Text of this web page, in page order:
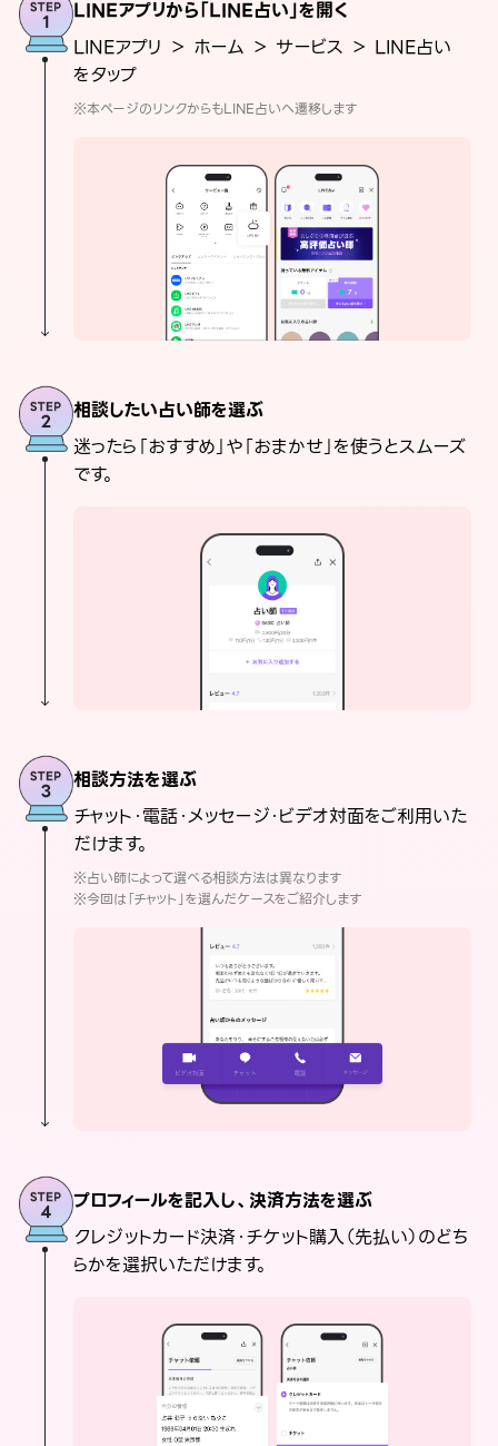
LINEアプリから「LINE占い」を開く
LINEアプリ ＞ ホーム ＞ サービス ＞ LINE占い
をタップ
※本ページのリンクからもLINE占いへ遷移します
相談したい占い師を選ぶ
迷ったら「おすすめ」や「おまかせ」を使うとスムーズ
です。
相談方法を選ぶ
チャット・電話・メッセージ・ビデオ対面をご利用いた
だけます。
※占い師によって選べる相談方法は異なります
※今回は「チャット」を選んだケースをご紹介します
プロフィールを記入し、決済方法を選ぶ
クレジットカード決済・チケット購入（先払い）のどち
らかを選択いただけます。